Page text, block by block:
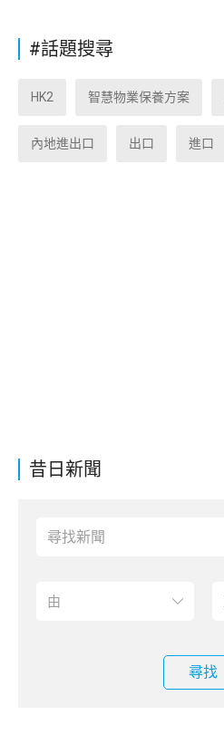
昔日新聞
尋找
#話題搜尋
HK2 智慧物業保養方案
內地進出口 出口 進口